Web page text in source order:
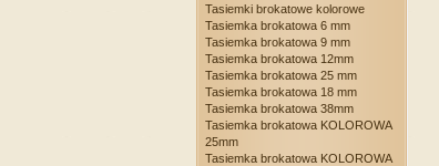
Tasiemki brokatowe kolorowe
Tasiemka brokatowa 6 mm
Tasiemka brokatowa 9 mm
Tasiemka brokatowa 12mm
Tasiemka brokatowa 25 mm
Tasiemka brokatowa 18 mm
Tasiemka brokatowa 38mm
Tasiemka brokatowa KOLOROWA
25mm
Tasiemka brokatowa KOLOROWA